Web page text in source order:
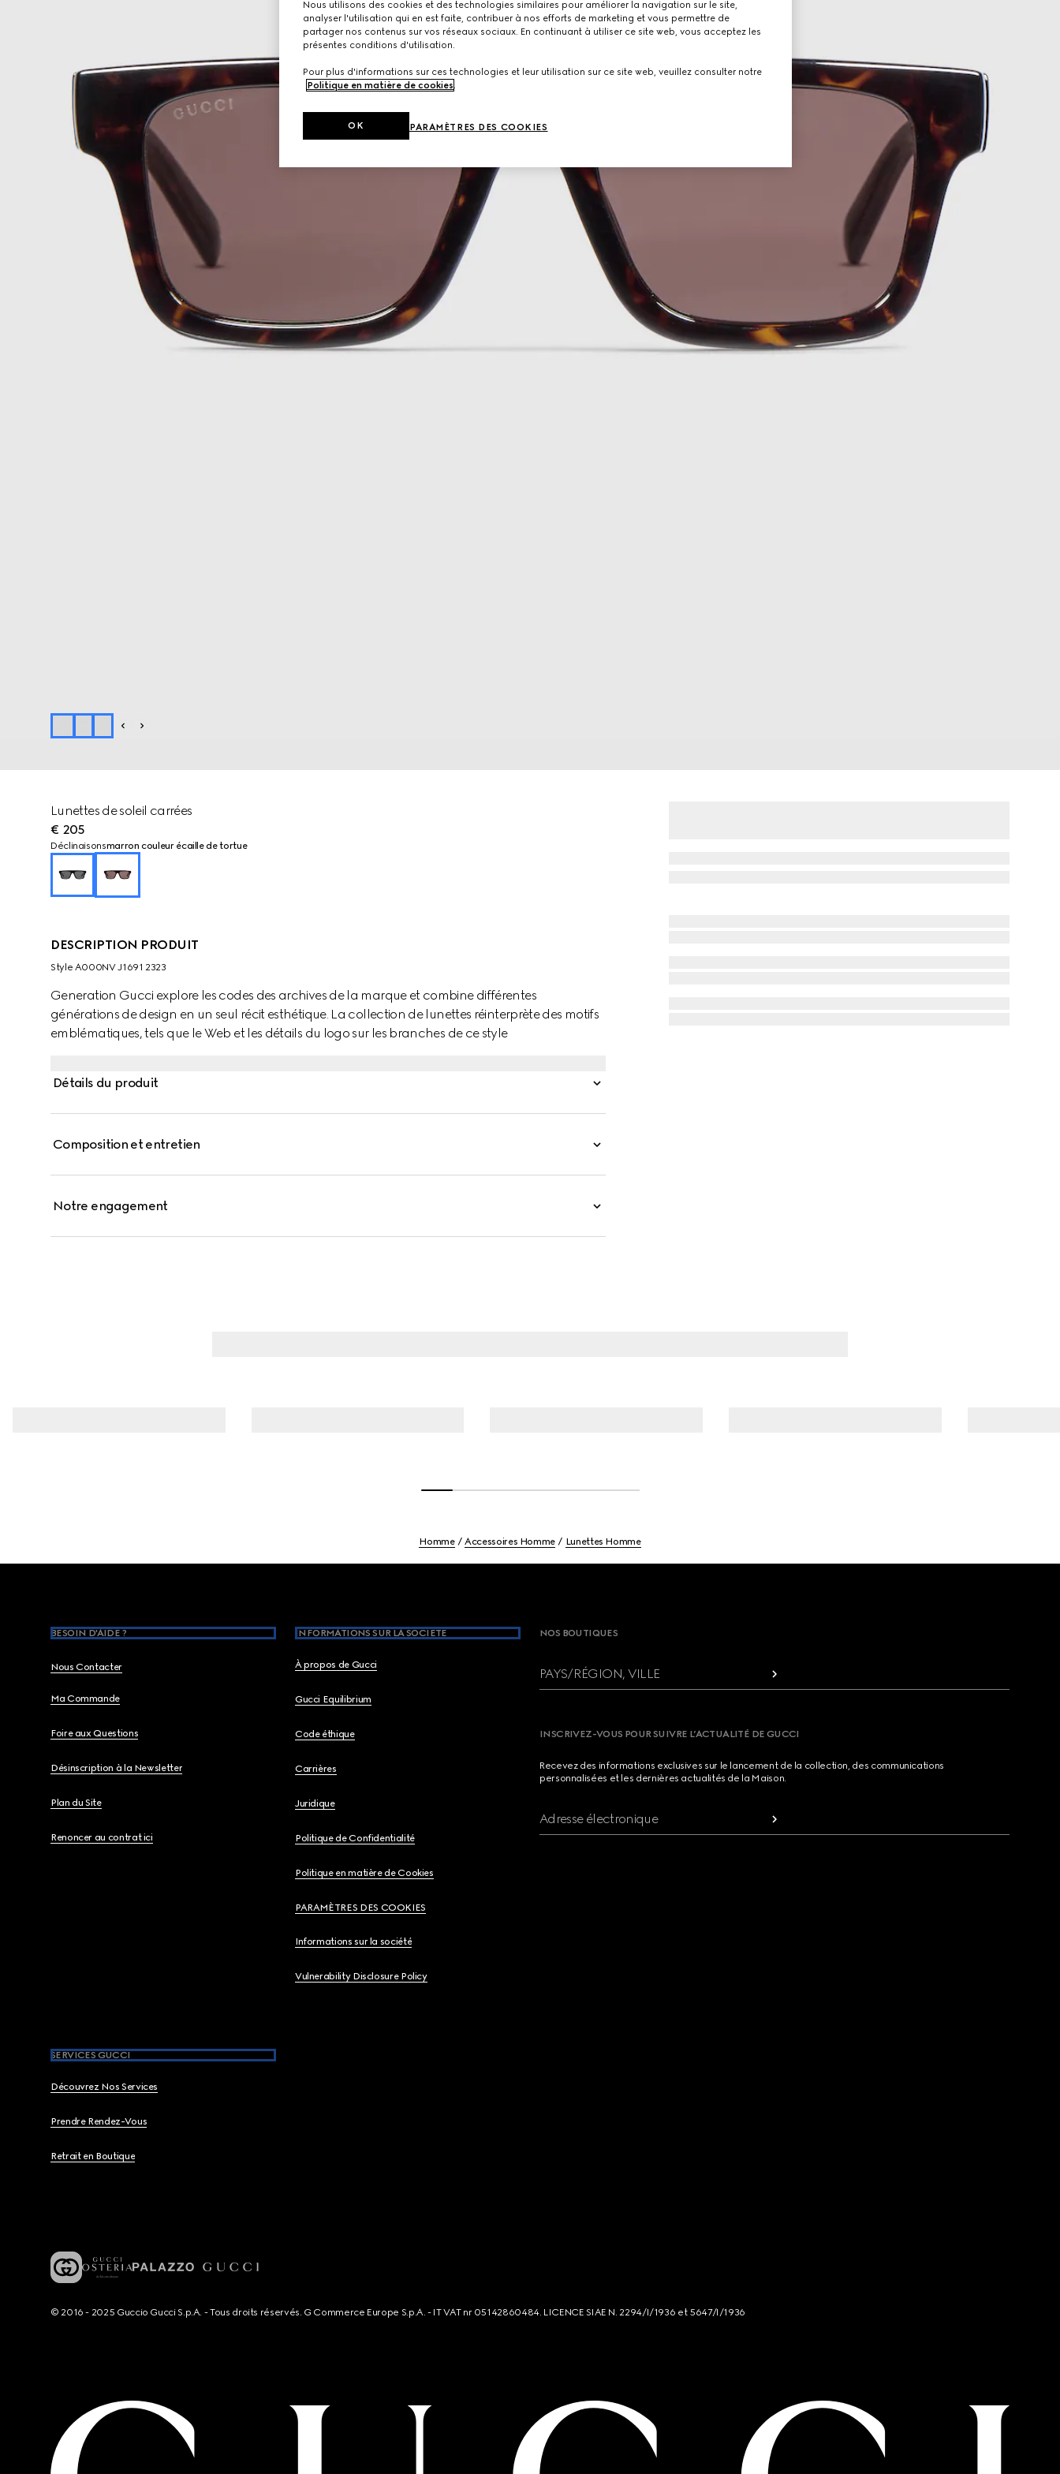
Lunettes de soleil carrées
€ 205
Déclinaisonsmarron couleur écaille de tortue
DESCRIPTION PRODUIT
Style ‎A000NV J1691 2323
Generation Gucci explore les codes des archives de la marque et combine différentes
générations de design en un seul récit esthétique. La collection de lunettes réinterprète des motifs
emblématiques, tels que le Web et les détails du logo sur les branches de ce style
Détails du produit
Composition et entretien
Notre engagement
Homme Accessoires Homme Lunettes Homme
BESOIN D'AIDE ?
Nous Contacter
Ma Commande
Foire aux Questions
Désinscription à la Newsletter
Plan du Site
Renoncer au contrat ici
INFORMATIONS SUR LA SOCIETE
À propos de Gucci
Gucci Equilibrium
Code éthique
Carrières
Juridique
Politique de Confidentialité
Politique en matière de Cookies
PARAMÈTRES DES COOKIES
Informations sur la société
Vulnerability Disclosure Policy
SERVICES GUCCI
Découvrez Nos Services
Prendre Rendez-Vous
Retrait en Boutique
NOS BOUTIQUES
PAYS/RÉGION, VILLE
INSCRIVEZ-VOUS POUR SUIVRE L’ACTUALITÉ DE GUCCI
Recevez des informations exclusives sur le lancement de la collection, des communications
personnalisées et les dernières actualités de la Maison.
Adresse électronique
© 2016 - 2025 Guccio Gucci S.p.A. - Tous droits réservés. G Commerce Europe S.p.A. - IT VAT nr 05142860484. LICENCE SIAE N. 2294/I/1936 et 5647/I/1936
Nous utilisons des cookies et des technologies similaires pour améliorer la navigation sur le site,
analyser l'utilisation qui en est faite, contribuer à nos efforts de marketing et vous permettre de
partager nos contenus sur vos réseaux sociaux. En continuant à utiliser ce site web, vous acceptez les
présentes conditions d'utilisation.
Pour plus d'informations sur ces technologies et leur utilisation sur ce site web, veuillez consulter notre
Politique en matière de cookies
PARAMÈTRES DES COOKIES
OK